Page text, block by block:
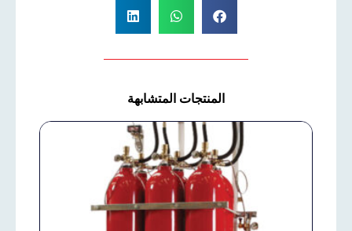
المنتجات المتشابهة